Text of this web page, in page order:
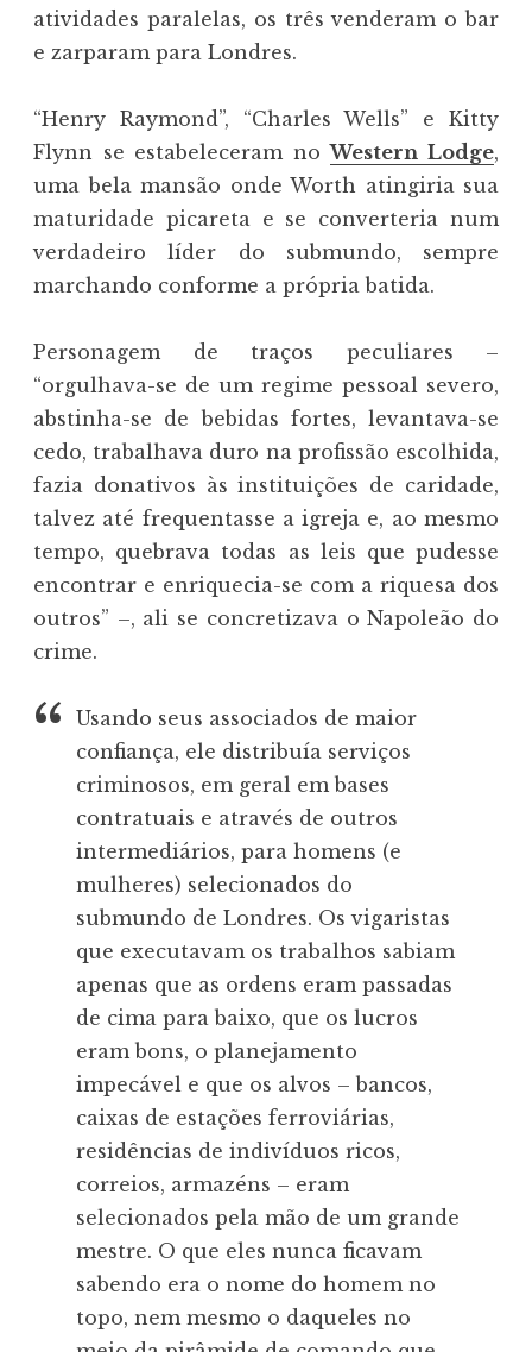
atividades paralelas, os três venderam o bar
e zarparam para Londres.
“Henry Raymond”, “Charles Wells” e Kitty
Flynn se estabeleceram noWestern Lodge,
uma bela mansão onde Worth atingiria sua
maturidade picareta e se converteria num
verdadeiro líder do submundo, sempre
marchando conforme a própria batida.
Personagem de traços peculiares –
“orgulhava-se de um regime pessoal severo,
abstinha-se de bebidas fortes, levantava-se
cedo, trabalhava duro na profissão escolhida,
fazia donativos às instituições de caridade,
talvez até frequentasse a igreja e, ao mesmo
tempo, quebrava todas as leis que pudesse
encontrar e enriquecia-se com a riquesa dos
outros” –, ali se concretizava o Napoleão do
crime.
Usando seus associados de maior
confiança, ele distribuía serviços
criminosos, em geral em bases
contratuais e através de outros
intermediários, para homens (e
mulheres) selecionados do
submundo de Londres. Os vigaristas
que executavam os trabalhos sabiam
apenas que as ordens eram passadas
de cima para baixo, que os lucros
eram bons, o planejamento
impecável e que os alvos – bancos,
caixas de estações ferroviárias,
residências de indivíduos ricos,
correios, armazéns – eram
selecionados pela mão de um grande
mestre. O que eles nunca ficavam
sabendo era o nome do homem no
topo, nem mesmo o daqueles no